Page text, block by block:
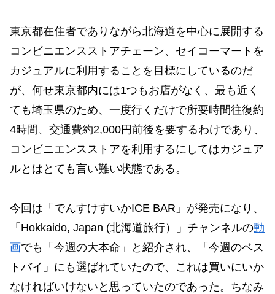
東京都在住者でありながら北海道を中心に展開する
コンビニエンスストアチェーン、セイコーマートを
カジュアルに利用することを目標にしているのだ
が、何せ東京都内には1つもお店がなく、最も近く
ても埼玉県のため、一度行くだけで所要時間往復約
4時間、交通費約2,000円前後を要するわけであり、
コンビニエンスストアを利用するにしてはカジュア
ルとはとても言い難い状態である。
今回は「でんすけすいかICE BAR」が発売になり、
「Hokkaido, Japan (北海道旅行）」チャンネルの動
画でも「今週の大本命」と紹介され、「今週のベス
トバイ」にも選ばれていたので、これは買いにいか
なければいけないと思っていたのであった。ちなみ